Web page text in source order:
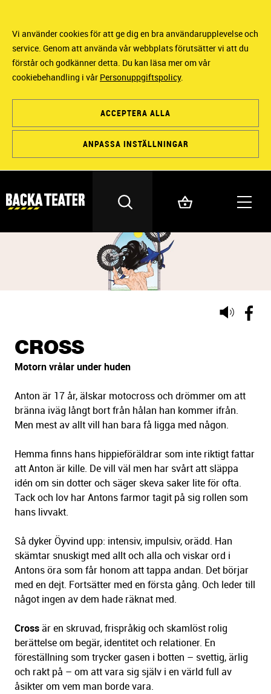
Vi använder cookies för att ge dig en bra användarupplevelse och
service. Genom att använda vår webbplats förutsätter vi att du
förstår och godkänner detta. Du kan läsa mer om vår
cookiebehandling i vår Personuppgiftspolicy.
ACCEPTERA ALLA
ANPASSA INSTÄLLNINGAR
Lyssna
CROSS
Motorn vrålar under huden
Anton är 17 år, älskar motocross och drömmer om att
bränna iväg långt bort från hålan han kommer ifrån.
Men mest av allt vill han bara få ligga med någon.
Hemma finns hans hippieföräldrar som inte riktigt fattar
att Anton är kille. De vill väl men har svårt att släppa
idén om sin dotter och säger skeva saker lite för ofta.
Tack och lov har Antons farmor tagit på sig rollen som
hans livvakt.
Så dyker Öyvind upp: intensiv, impulsiv, orädd. Han
skämtar snuskigt med allt och alla och viskar ord i
Antons öra som får honom att tappa andan. Det börjar
med en dejt. Fortsätter med en första gång. Och leder till
något ingen av dem hade räknat med.
Crossär en skruvad, frispråkig och skamlöst rolig
berättelse om begär, identitet och relationer. En
föreställning som trycker gasen i botten – svettig, ärlig
och rakt på – om att vara sig själv i en värld full av
åsikter om vem man borde vara.